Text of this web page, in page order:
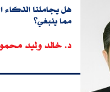
هل يجاملنا
مما ينبغي؟
د. خالد وليد